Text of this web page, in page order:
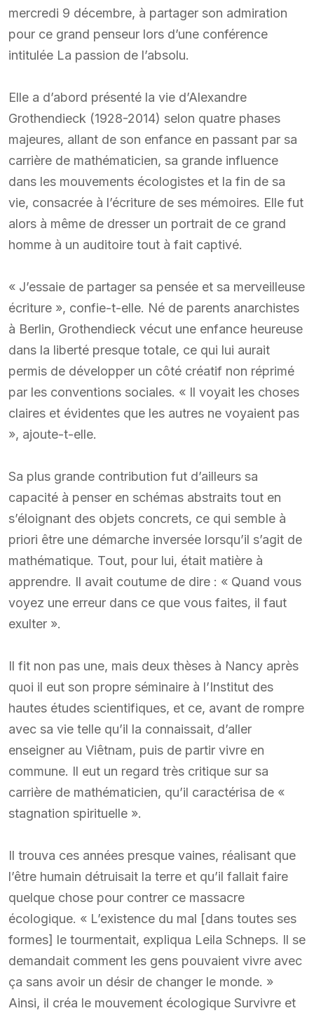
mercredi 9 décembre, à partager son admiration
pour ce grand penseur lors d’une conférence
intitulée La passion de l’absolu.
Elle a d’abord présenté la vie d’Alexandre
Grothendieck (1928-2014) selon quatre phases
majeures, allant de son enfance en passant par sa
carrière de mathématicien, sa grande influence
dans les mouvements écologistes et la fin de sa
vie, consacrée à l’écriture de ses mémoires. Elle fut
alors à même de dresser un portrait de ce grand
homme à un auditoire tout à fait captivé.
« J’essaie de partager sa pensée et sa merveilleuse
écriture », confie-t-elle. Né de parents anarchistes
à Berlin, Grothendieck vécut une enfance heureuse
dans la liberté presque totale, ce qui lui aurait
permis de développer un côté créatif non réprimé
par les conventions sociales. « Il voyait les choses
claires et évidentes que les autres ne voyaient pas
», ajoute-t-elle.
Sa plus grande contribution fut d’ailleurs sa
capacité à penser en schémas abstraits tout en
s’éloignant des objets concrets, ce qui semble à
priori être une démarche inversée lorsqu’il s’agit de
mathématique. Tout, pour lui, était matière à
apprendre. Il avait coutume de dire : « Quand vous
voyez une erreur dans ce que vous faites, il faut
exulter ».
Il fit non pas une, mais deux thèses à Nancy après
quoi il eut son propre séminaire à l’Institut des
hautes études scientifiques, et ce, avant de rompre
avec sa vie telle qu’il la connaissait, d’aller
enseigner au Viêtnam, puis de partir vivre en
commune. Il eut un regard très critique sur sa
carrière de mathématicien, qu’il caractérisa de «
stagnation spirituelle ».
Il trouva ces années presque vaines, réalisant que
l’être humain détruisait la terre et qu’il fallait faire
quelque chose pour contrer ce massacre
écologique. « L’existence du mal [dans toutes ses
formes] le tourmentait, expliqua Leila Schneps. Il se
demandait comment les gens pouvaient vivre avec
ça sans avoir un désir de changer le monde. »
Ainsi, il créa le mouvement écologique Survivre et